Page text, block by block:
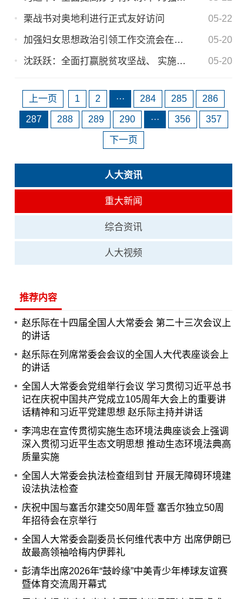
栗战书对奥地利进行正式友好访问 05-22
加强妇女思想政治引领工作交流会在北京召开 沈跃跃讲话 05-20
沈跃跃：全面打赢脱贫攻坚战、 实施乡村振兴战略 妇女大有作为 05-20
上一页 1 2 ··· 284 285 286
287 288 289 290 ··· 356 357
下一页
人大资讯
重大新闻
综合资讯
人大视频
推荐内容
赵乐际在十四届全国人大常委会 第二十三次会议上
的讲话
赵乐际在列席常委会会议的全国人大代表座谈会上
的讲话
全国人大常委会党组举行会议 学习贯彻习近平总书
记在庆祝中国共产党成立105周年大会上的重要讲
话精神和习近平党建思想 赵乐际主持并讲话
李鸿忠在宣传贯彻实施生态环境法典座谈会上强调
深入贯彻习近平生态文明思想 推动生态环境法典高
质量实施
全国人大常委会执法检查组到甘 开展无障碍环境建
设法执法检查
庆祝中国与塞舌尔建交50周年暨 塞舌尔独立50周
年招待会在京举行
全国人大常委会副委员长何维代表中方 出席伊朗已
故最高领袖哈梅内伊葬礼
彭清华出席2026年“鼓岭缘”中美青少年棒球友谊赛
暨体育交流周开幕式